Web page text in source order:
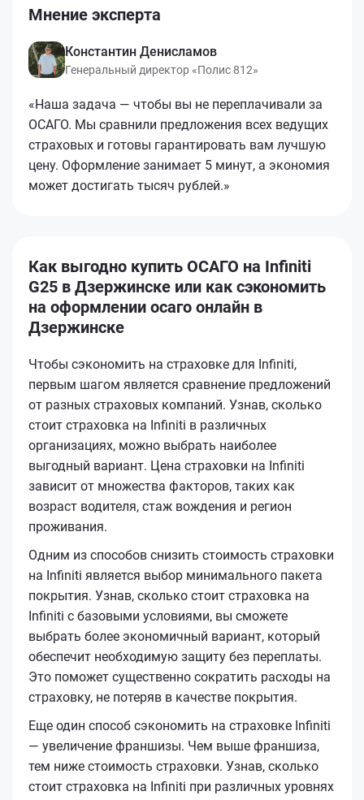
Мнение эксперта
Константин Денисламов
Генеральный директор «Полис 812»
«Наша задача — чтобы вы не переплачивали за
ОСАГО. Мы сравнили предложения всех ведущих
страховых и готовы гарантировать вам лучшую
цену. Оформление занимает 5 минут, а экономия
может достигать тысяч рублей.»
Как выгодно купить ОСАГО на Infiniti
G25 в Дзержинске или как сэкономить
на оформлении осаго онлайн в
Дзержинске
Чтобы сэкономить на страховке для Infiniti,
первым шагом является сравнение предложений
от разных страховых компаний. Узнав, сколько
стоит страховка на Infiniti в различных
организациях, можно выбрать наиболее
выгодный вариант. Цена страховки на Infiniti
зависит от множества факторов, таких как
возраст водителя, стаж вождения и регион
проживания.
Одним из способов снизить стоимость страховки
на Infiniti является выбор минимального пакета
покрытия. Узнав, сколько стоит страховка на
Infiniti с базовыми условиями, вы сможете
выбрать более экономичный вариант, который
обеспечит необходимую защиту без переплаты.
Это поможет существенно сократить расходы на
страховку, не потеряв в качестве покрытия.
Еще один способ сэкономить на страховке Infiniti
— увеличение франшизы. Чем выше франшиза,
тем ниже стоимость страховки. Узнав, сколько
стоит страховка на Infiniti при различных уровнях